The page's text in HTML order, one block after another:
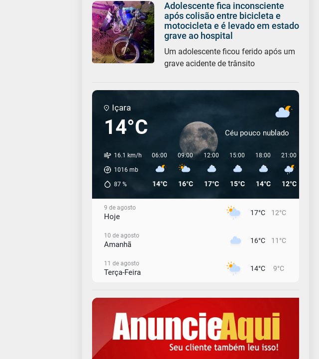
Adolescente fica inconsciente
após colisão entre bicicleta e
motocicleta e é levado em estado
grave ao hospital
Um adolescente ficou ferido após um
grave acidente de trânsito
Içara
14°C Céu pouco nublado
16.1 km/h
1016mb
87%
06:00
14°C
09:00
16°C
12:00
17°C
15:00
15°C
18:00
14°C
21:00
12°C
9 de agosto
Hoje 17°C 12°C
10 de agosto
Amanhã 16°C 11°C
11 de agosto
Terça-Feira 14°C 9°C
Quarta-Feira 13°C 11°C
13 de agosto
Quinta-Feira
14 de agosto
18°C 16°C